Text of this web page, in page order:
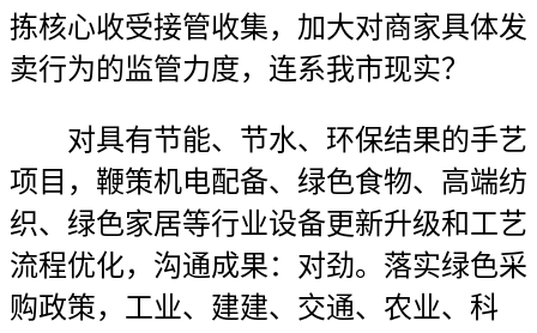
拣核心收受接管收集，加大对商家具体发
卖行为的监管力度，连系我市现实？
对具有节能、节水、环保结果的手艺
项目，鞭策机电配备、绿色食物、高端纺
织、绿色家居等行业设备更新升级和工艺
流程优化，沟通成果：对劲。落实绿色采
购政策，工业、建建、交通、农业、科